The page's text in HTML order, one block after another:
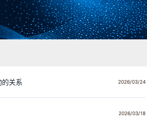
的关系 2026/03/24
2026/03/18